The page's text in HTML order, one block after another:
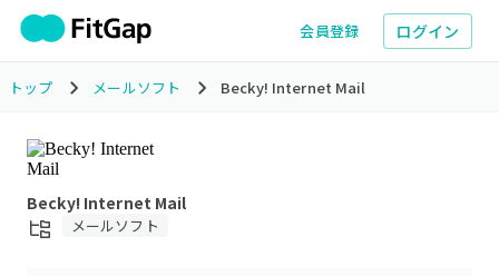
会員登録 ログイン
トップ メールソフト Becky! Internet Mail
Becky! Internet Mail
メールソフト